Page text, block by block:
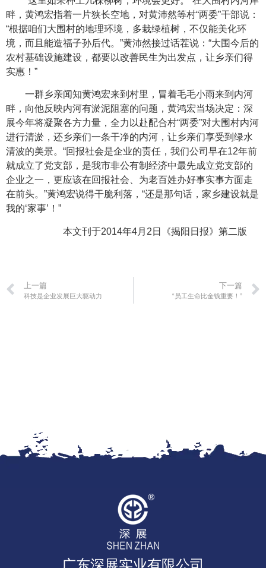
畔，黄鸿宏指着一片狭长空地，对黄沛然等村“两委”干部说：
“根据咱们大围村的地理环境，多栽绿植树，不仅能美化环
境，而且能造福子孙后代。”黄沛然接过话茬说：“大围今后的
农村基础设施建设，都要以改善民生为出发点，让乡亲们得
实惠！”
一群乡亲闻知黄鸿宏来到村里，冒着毛毛小雨来到内河
畔，向他反映内河有淤泥阻塞的问题，黄鸿宏当场决定：深
展今年将凝聚各方力量，全力以赴配合村“两委”对大围村内河
进行清淤，还乡亲们一条干净的内河，让乡亲们享受到绿水
清波的美景。“回报社会是企业的责任，我们公司早在12年前
就成立了党支部，是我市非公有制经济中最先成立党支部的
企业之一，更应该在回报社会、为老百姓办好事实事方面走
在前头。”黄鸿宏说得干脆利落，“还是那句话，家乡建设就是
我的‘家事’！”
本文刊于2014年4月2日《揭阳日报》第二版
上一篇
科技是企业发展巨大驱动力
下一篇
“员工生命比金钱重要！”
广东深展实业有限公司